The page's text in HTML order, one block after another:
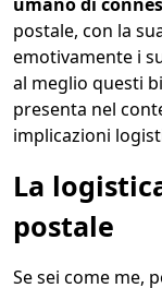
postale, con la
emotivamente i
al meglio questi
presenta nel
implicazioni
La
postale
Se sei come me,